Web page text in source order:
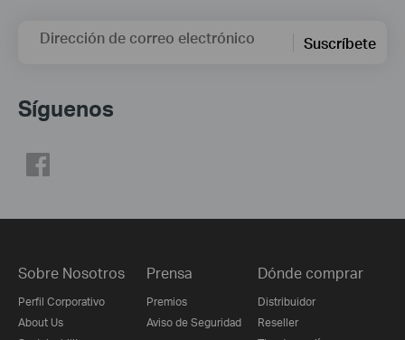
Dirección de correo electrónico Suscríbete
Síguenos
Sobre Nosotros
Perfil Corporativo
About Us
Prensa
Premios
Aviso de Seguridad
Dónde comprar
Distribuidor
Reseller